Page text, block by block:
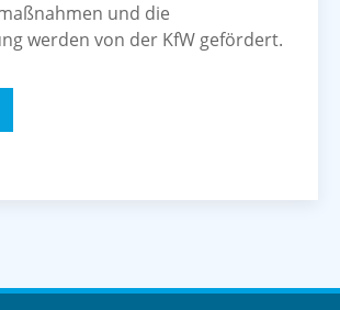
und die
werden von der KfW gefördert.